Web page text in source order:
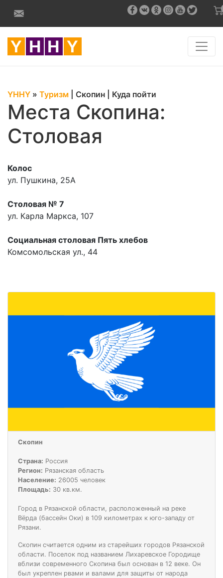
YHHY » Туризм Скопин Куда пойти
Места Скопина:
Столовая
Колос
ул. Пушкина, 25А
Столовая № 7
ул. Карла Маркса, 107
Социальная столовая Пять хлебов
Комсомольская ул., 44
Скопин
Страна: Россия
Регион: Рязанская область
Население: 26005 человек
Площадь: 30 кв.км.
Город в Рязанской области, расположенный на реке
Вёрда (бассейн Оки) в 109 километрах к юго-западу от
Рязани.
Скопин считается одним из старейших городов Рязанской
области. Поселок под названием Лихаревское Городище
вблизи современного Скопина был основан в 12 веке. Он
был укреплен рвами и валами для защиты от народа